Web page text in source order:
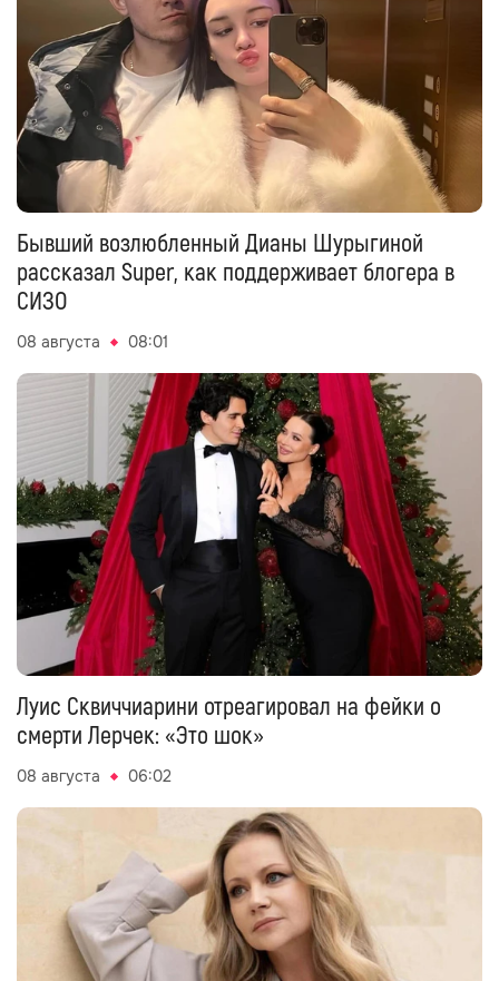
Бывший возлюбленный Дианы Шурыгиной
рассказал Super, как поддерживает блогера в
СИЗО
08 августа 08:01
Луис Сквиччиарини отреагировал на фейки о
смерти Лерчек: «Это шок»
08 августа 06:02